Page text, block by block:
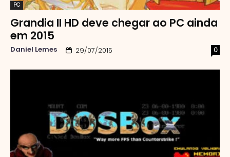
PC
Grandia II HD deve chegar ao PC ainda
em 2015
Daniel Lemes 29/07/2015 0